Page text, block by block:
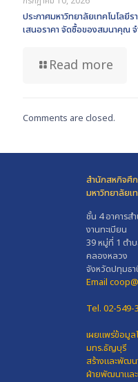
ประกาศมหาวิทยาลัยเทคโนโลยี
เสนอราคา จัดซื้อของสมนาคุณ
Read more
Comments are closed.
สำนักสหกิจศึ
มหาวิทยาลัย
ชั้น 4 อาคารส
งานทะเบียน
39 หมู่ที่ 1 ตำ
คลองหลวง
จังหวัดปทุมธ
Email
Tel. 02-549-
เผยแพร่ข้อมูล
มทร.ธัญบุรี
สร้างและพัฒน
ฝ่ายพัฒนาแล